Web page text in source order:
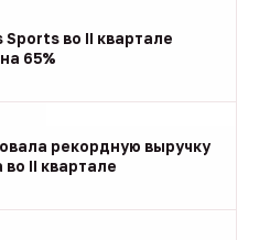
Sports во II квартале
65%
рекордную выручку
II квартале